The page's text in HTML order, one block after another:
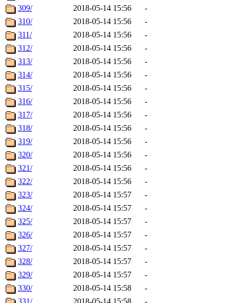
309/
2018-05-14 15:56
-
310/
2018-05-14 15:56
-
311/
2018-05-14 15:56
-
312/
2018-05-14 15:56
-
313/
2018-05-14 15:56
-
314/
2018-05-14 15:56
-
315/
2018-05-14 15:56
-
316/
2018-05-14 15:56
-
317/
2018-05-14 15:56
-
318/
2018-05-14 15:56
-
319/
2018-05-14 15:56
-
320/
2018-05-14 15:56
-
321/
2018-05-14 15:56
-
322/
2018-05-14 15:56
-
323/
2018-05-14 15:57
-
324/
2018-05-14 15:57
-
325/
2018-05-14 15:57
-
326/
2018-05-14 15:57
-
327/
2018-05-14 15:57
-
328/
2018-05-14 15:57
-
329/
2018-05-14 15:57
-
330/
2018-05-14 15:58
-